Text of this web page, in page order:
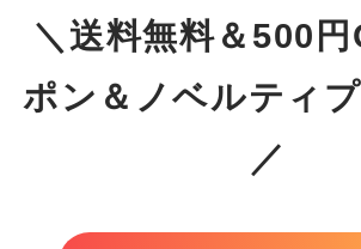
＼送料無料＆500
ポン＆ノベルティ
／